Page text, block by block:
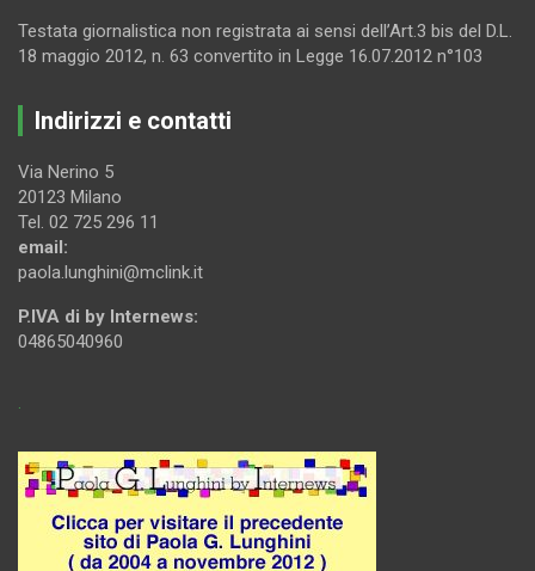
Testata giornalistica non registrata ai sensi dell’Art.3 bis del D.L.
18 maggio 2012, n. 63 convertito in Legge 16.07.2012 n°103
Indirizzi e contatti
Via Nerino 5
20123 Milano
Tel. 02 725 296 11
email:
paola.lunghini@mclink.it
P.IVA di by Internews:
04865040960
.